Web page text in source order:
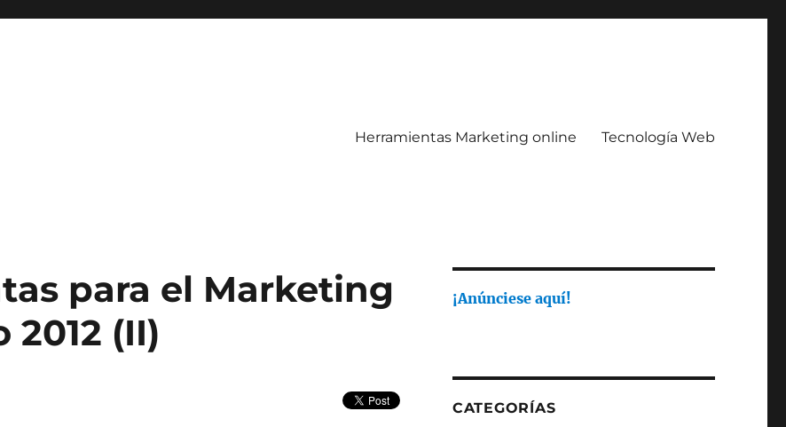
Herramientas Marketing online Tecnología Web
para el Marketing
(II)
¡Anúnciese aquí!
CATEGORÍAS